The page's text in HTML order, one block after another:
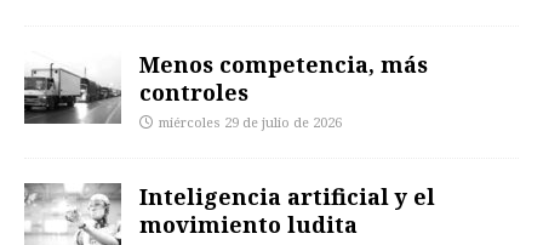
Menos competencia, más
controles
miércoles 29 de julio de 2026
Inteligencia artificial y el
movimiento ludita